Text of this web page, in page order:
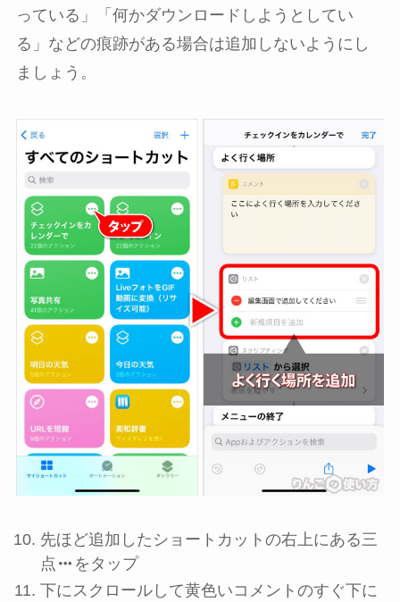
っている」「何かダウンロードしようとしてい
る」などの痕跡がある場合は追加しないようにし
ましょう。
先ほど追加したショートカットの右上にある三
点
をタップ
下にスクロールして黄色いコメントのすぐ下に